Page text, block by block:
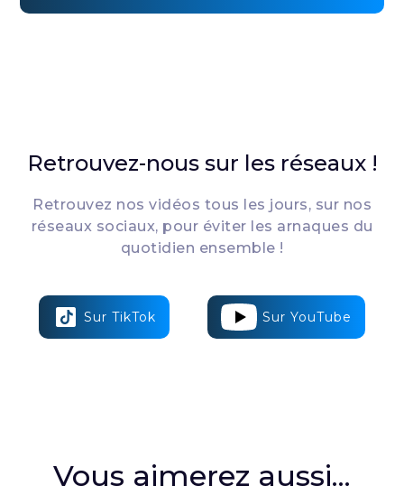
Retrouvez-nous sur les réseaux !
Retrouvez nos vidéos tous les jours, sur nos
réseaux sociaux, pour éviter les arnaques du
quotidien ensemble !
Sur TikTok Sur YouTube
Vous aimerez aussi...